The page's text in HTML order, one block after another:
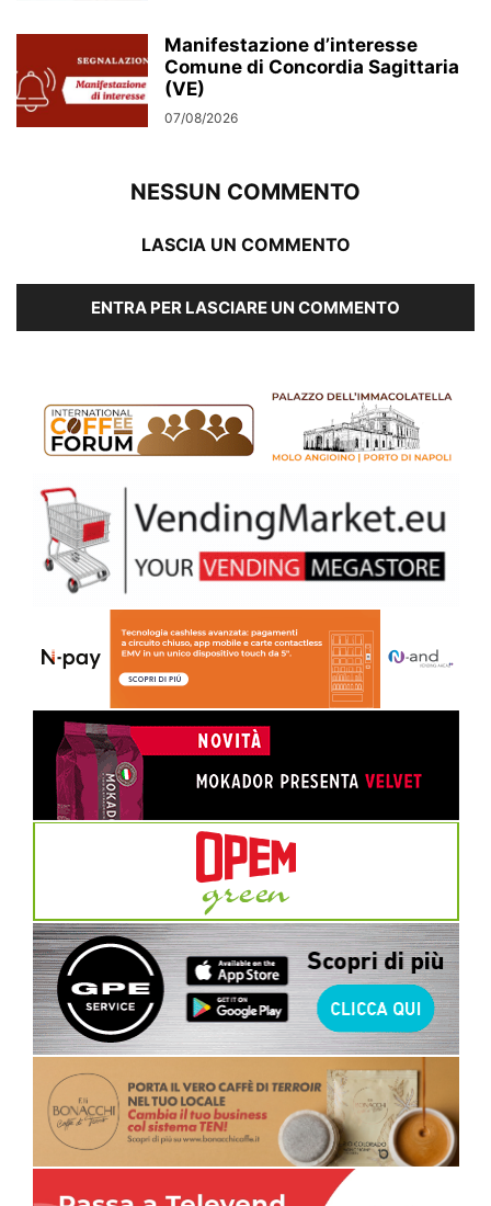
Manifestazione d’interesse
Comune di Concordia Sagittaria
(VE)
07/08/2026
NESSUN COMMENTO
LASCIA UN COMMENTO
ENTRA PER LASCIARE UN COMMENTO